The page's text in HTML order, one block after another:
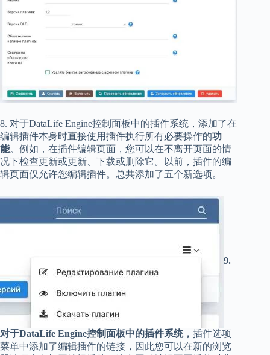
8. 对于DataLife Engine控制面板中的插件系统，添加了在
编辑插件本身时直接使用插件执行所有必要操作的功
能。例如，在插件编辑页面，您可以在不离开页面的情
况下检查更新或更新、下载或删除它。以前，插件的编
辑页面仅允许您编辑插件。总共添加了五个新选项。
9.
对于DataLife Engine控制面板中的插件系统， 插件选项
菜单中添加了编辑插件的链接，因此您可以在新的浏览